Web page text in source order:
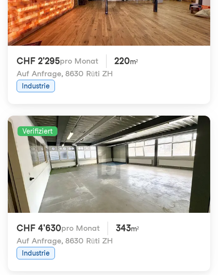
CHF 2'295pro Monat 220m²
Auf Anfrage, 8630 Rüti ZH
Industrie
Verifiziert
CHF 4'630pro Monat 343m²
Auf Anfrage, 8630 Rüti ZH
Industrie